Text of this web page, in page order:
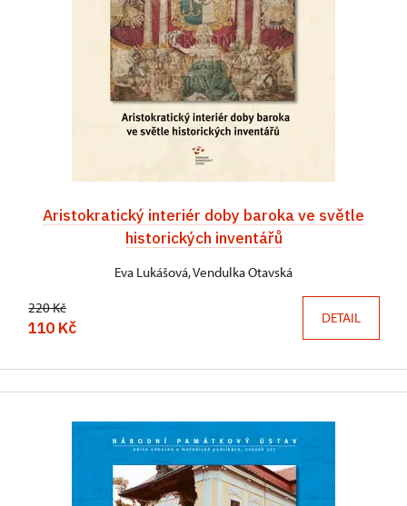
Aristokratický interiér doby baroka ve světle
historických inventářů
Eva Lukášová, Vendulka Otavská
220 Kč
110 Kč DETAIL